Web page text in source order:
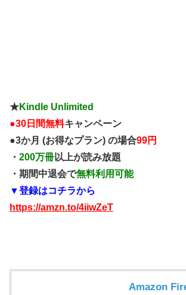
★Kindle Unlimited
●30日間無料キャンペーン
●3か月 (お得なプラン) の場合99円
・ 200万冊以上が読み放題
・期間中退会で無料利用可能
▼登録はコチラから
https://amzn.to/4iiwZeT
Amazon